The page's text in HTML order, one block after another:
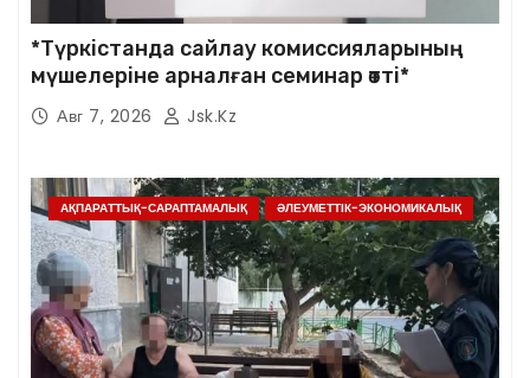
*Түркістанда сайлау комиссияларының
мүшелеріне арналған семинар өтті*
Авг 7, 2026 Jsk.kz
АҚПАРАТТЫҚ-САРАПТАМАЛЫҚ ӘЛЕУМЕТТІК-ЭКОНОМИКАЛЫҚ